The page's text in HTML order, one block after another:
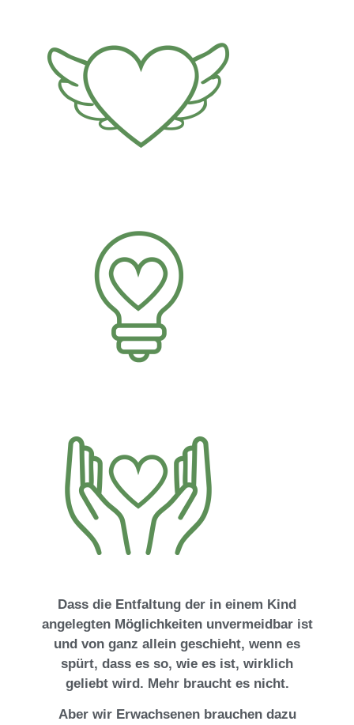
Dass die Entfaltung der in einem Kind
angelegten Möglichkeiten unvermeidbar ist
und von ganz allein geschieht, wenn es
spürt, dass es so, wie es ist, wirklich
geliebt wird. Mehr braucht es nicht.
Aber wir Erwachsenen brauchen dazu